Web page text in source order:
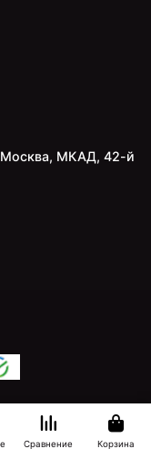
Москва, МКАД, 42-й
Сравнение Корзина